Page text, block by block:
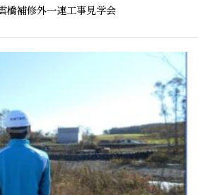
橋補修外一連工事見学会